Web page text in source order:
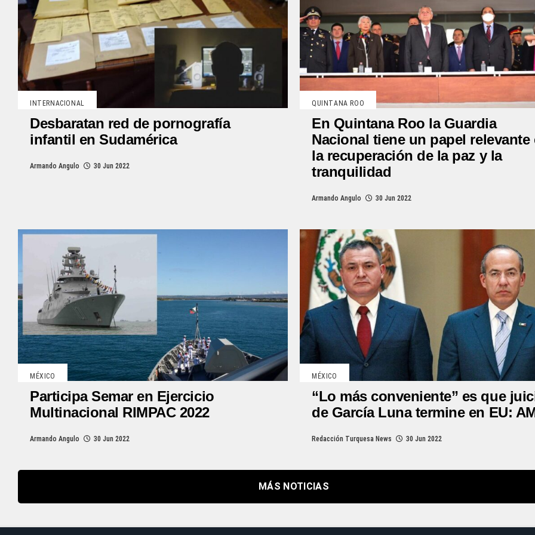
INTERNACIONAL
Desbaratan red de pornografía
infantil en Sudamérica
Armando Angulo 30 Jun 2022
QUINTANA ROO
En Quintana Roo la Guardia
Nacional tiene un papel relevante
la recuperación de la paz y la
tranquilidad
Armando Angulo 30 Jun 2022
MÉXICO
Participa Semar en Ejercicio
Multinacional RIMPAC 2022
Armando Angulo 30 Jun 2022
MÉXICO
“Lo más conveniente” es que
de García Luna termine en EU:
Redacción Turquesa News 30 Jun 2022
MÁS NOTICIAS